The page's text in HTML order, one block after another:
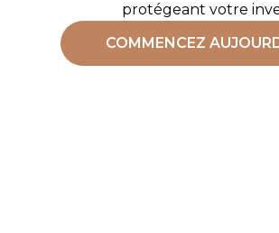
protégeant votre
COMMENCEZ